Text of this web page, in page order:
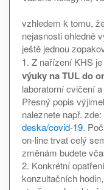
vzhledem k tomu,
nejasnosti ohledně
ještě jednou
1. Z nařízení KHS je
výuky na TUL do
laboratorní cvičení
Přesný popis
naleznete např. zde:
deska/covid-19.
on-line trvat celý
změnám budete
2. Konkrétní
konzultačních